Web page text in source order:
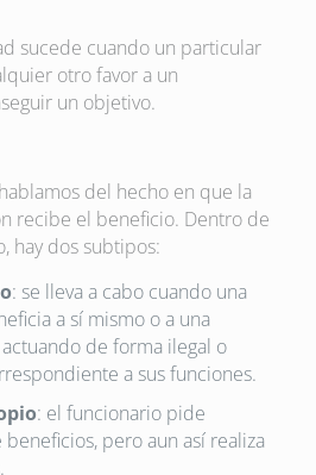
sucede cuando un particular
otro favor a un
un objetivo.
del hecho en que la
recibe el beneficio. Dentro de
hay dos subtipos:
: se lleva a cabo cuando una
a sí mismo o a una
de forma ilegal o
a sus funciones.
: el funcionario pide
pero aun así realiza